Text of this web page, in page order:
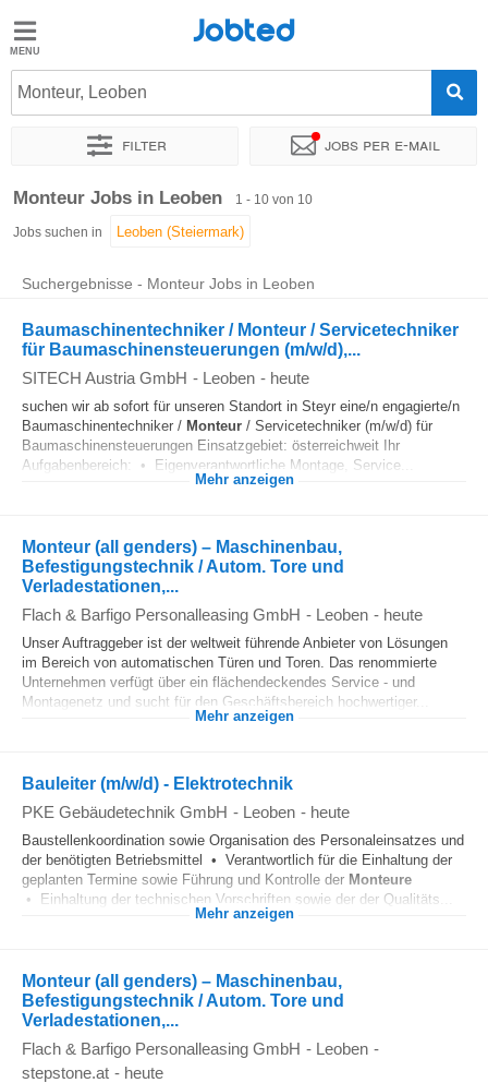
Jobted
Jobs
Jobted
Monteur, Leoben
Filter Jobs per e-mail
Sortieren nach Genauer Standort Personaldienstleister
Monteur Jobs in Leoben 1 - 10 von 10
Jobs suchen in
Suchergebnisse - Monteur Jobs in Leoben
Baumaschinentechniker / Monteur / Servicetechniker
für Baumaschinensteuerungen (m/w/d),...
SITECH Austria GmbH - Leoben - heute
suchen wir ab sofort für unseren Standort in Steyr eine/n engagierte/n
Baumaschinentechniker / Monteur / Servicetechniker (m/w/d) für
Baumaschinensteuerungen Einsatzgebiet: österreichweit Ihr
Aufgabenbereich: • Eigenverantwortliche Montage, Service...
Mehr anzeigen
Monteur (all genders) – Maschinenbau,
Befestigungstechnik / Autom. Tore und
Verladestationen,...
Flach & Barfigo Personalleasing GmbH - Leoben - heute
Unser Auftraggeber ist der weltweit führende Anbieter von Lösungen
im Bereich von automatischen Türen und Toren. Das renommierte
Unternehmen verfügt über ein flächendeckendes Service - und
Montagenetz und sucht für den Geschäftsbereich hochwertiger...
Mehr anzeigen
Bauleiter (m/w/d) - Elektrotechnik
PKE Gebäudetechnik GmbH - Leoben - heute
Baustellenkoordination sowie Organisation des Personaleinsatzes und
der benötigten Betriebsmittel • Verantwortlich für die Einhaltung der
geplanten Termine sowie Führung und Kontrolle der Monteure
• Einhaltung der technischen Vorschriften sowie der der Qualitäts...
Mehr anzeigen
Monteur (all genders) – Maschinenbau,
Befestigungstechnik / Autom. Tore und
Verladestationen,...
Flach & Barfigo Personalleasing GmbH - Leoben -
stepstone.at - heute